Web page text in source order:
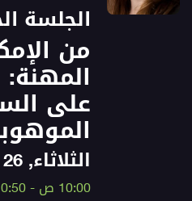
الجلسة
من
المهنة:
على
الثلاثاء, 26 نوفمبر 2024
10:00 ص - 10:50 ص